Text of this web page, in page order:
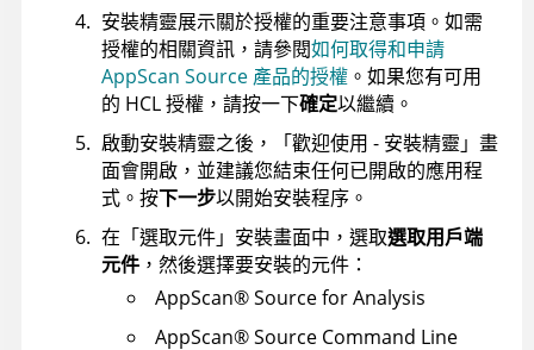
安裝精靈展示關於授權的重要注意事項。如需
授權的相關資訊，請參閱如何取得和申請
AppScan Source 產品的授權 。如果您有可用
的 HCL 授權，請按一下確定以繼續。
啟動安裝精靈之後，「歡迎使用 - 安裝精靈」畫
面會開啟，並建議您結束任何已開啟的應用程
式。按下一步以開始安裝程序。
在「選取元件」安裝畫面中，選取選取用戶端
元件 ，然後選擇要安裝的元件：
AppScan®Source for Analysis
AppScan®Source Command Line